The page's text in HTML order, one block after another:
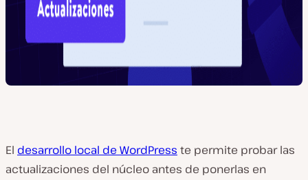
El desarrollo local de WordPress te permite probar las
actualizaciones del núcleo antes de ponerlas en